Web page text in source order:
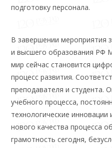
подготовку персонала.
В завершении мероприятия
и высшего образования РФ
мир сейчас становится
процесс развития.
преподавателя и студента.
учебного процесса,
технологические
нового качества процесса
грамотность сегодня,